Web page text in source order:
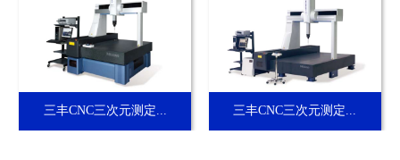
三丰CNC三次元测定... 三丰CNC三次元测定...